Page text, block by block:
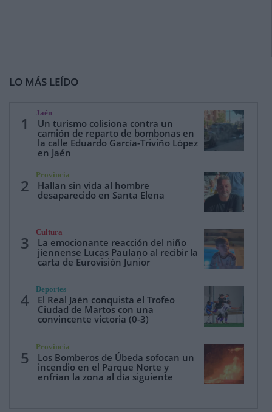
LO MÁS LEÍDO
1
Jaén
Un turismo colisiona contra un
camión de reparto de bombonas en
la calle Eduardo García-Triviño López
en Jaén
2
Provincia
Hallan sin vida al hombre
desaparecido en Santa Elena
3
Cultura
La emocionante reacción del niño
jiennense Lucas Paulano al recibir la
carta de Eurovisión Junior
4
Deportes
El Real Jaén conquista el Trofeo
Ciudad de Martos con una
convincente victoria (0-3)
5
Provincia
Los Bomberos de Úbeda sofocan un
incendio en el Parque Norte y
enfrían la zona al día siguiente